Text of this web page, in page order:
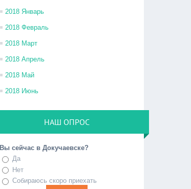
2018 Январь
2018 Февраль
2018 Март
2018 Апрель
2018 Май
2018 Июнь
НАШ ОПРОС
Вы сейчас в Докучаевске?
Да
Нет
Собираюсь скоро приехать